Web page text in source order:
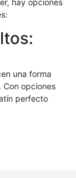
hay opciones
una forma
opciones
perfecto